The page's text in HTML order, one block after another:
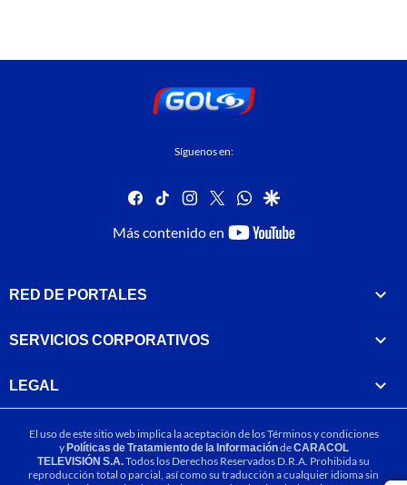
Síguenos en:
facebook
tiktok instagram
twitterwhatsapp
google
Más contenido en
youtube-
RED DE PORTALES
SERVICIOS CORPORATIVOS
LEGAL
El uso de este sitio web implica la aceptación de losTérminos y condiciones
yPolíticas de Tratamiento de la InformacióndeCARACOL
TELEVISIÓN S.A.Todos los Derechos Reservados D.R.A. Prohibida su
reproducción total o parcial, así como su traducción a cualquier idioma sin